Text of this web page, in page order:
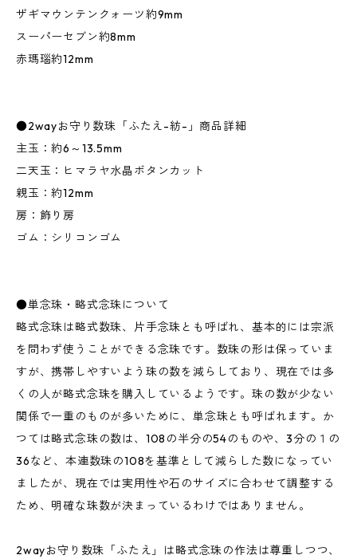
ザギマウンテンクォーツ約9mm
スーパーセブン約8mm
赤瑪瑙約12mm
●2wayお守り数珠「ふたえ-紡-」商品詳細
主玉：約6～13.5mm
二天玉：ヒマラヤ水晶ボタンカット
親玉：約12mm
房：飾り房
ゴム：シリコンゴム
●単念珠・略式念珠について
略式念珠は略式数珠、片手念珠とも呼ばれ、基本的には宗派
を問わず使うことができる念珠です。数珠の形は保っていま
すが、携帯しやすいよう珠の数を減らしており、現在では多
くの人が略式念珠を購入しているようです。珠の数が少ない
関係で一重のものが多いために、単念珠とも呼ばれます。か
つては略式念珠の数は、108の半分の54のものや、3分の１の
36など、本連数珠の108を基準として減らした数になってい
ましたが、現在では実用性や石のサイズに合わせて調整する
ため、明確な珠数が決まっているわけではありません。
2wayお守り数珠「ふたえ」は略式念珠の作法は尊重しつつ、